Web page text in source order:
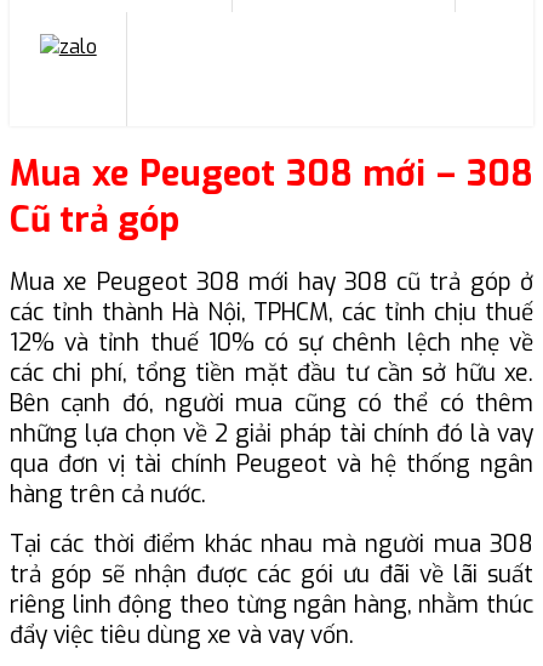
Mua xe Peugeot 308 mới – 308
Cũ trả góp
Mua xe Peugeot 308 mới hay 308 cũ trả góp ở
các tỉnh thành Hà Nội, TPHCM, các tỉnh chịu thuế
12% và tỉnh thuế 10% có sự chênh lệch nhẹ về
các chi phí, tổng tiền mặt đầu tư cần sở hữu xe.
Bên cạnh đó, người mua cũng có thể có thêm
những lựa chọn về 2 giải pháp tài chính đó là vay
qua đơn vị tài chính Peugeot và hệ thống ngân
hàng trên cả nước.
Tại các thời điểm khác nhau mà người mua 308
trả góp sẽ nhận được các gói ưu đãi về lãi suất
riêng linh động theo từng ngân hàng, nhằm thúc
đẩy việc tiêu dùng xe và vay vốn.